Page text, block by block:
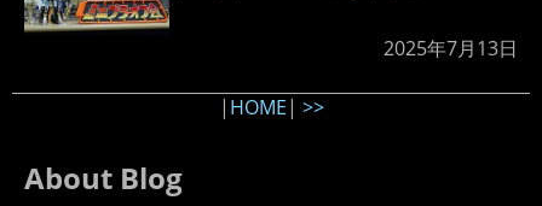
2025年7月13日
| HOME| >>
About Blog